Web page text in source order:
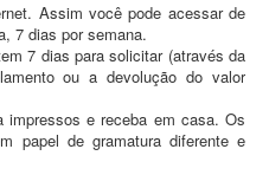
Assim você pode acessar de
7 dias por semana.
7 dias para solicitar (através da
ou a devolução do valor
impressos e receba em casa. Os
papel de gramatura diferente e